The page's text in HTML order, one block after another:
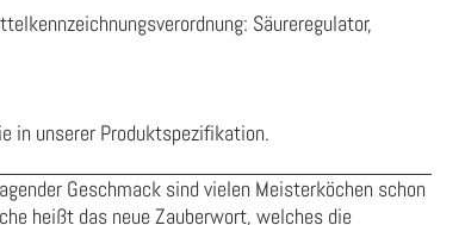
Säureregulator,
in unserer Produktspezifikation.
Geschmack sind vielen Meisterköchen schon
heißt das neue Zauberwort, welches die